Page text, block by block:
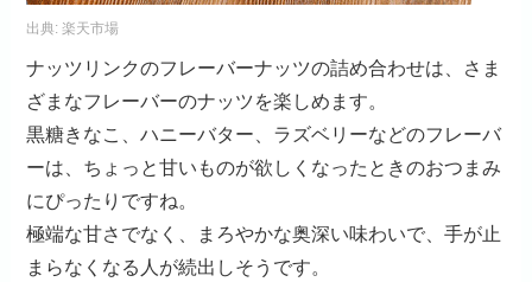
出典:楽天市場
ナッツリンクのフレーバーナッツの詰め合わせは、さま
ざまなフレーバーのナッツを楽しめます。
黒糖きなこ、ハニーバター、ラズベリーなどのフレーバ
ーは、ちょっと甘いものが欲しくなったときのおつまみ
にぴったりですね。
極端な甘さでなく、まろやかな奥深い味わいで、手が止
まらなくなる人が続出しそうです。